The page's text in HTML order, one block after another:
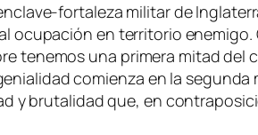
fortaleza mi­li­tar de
ocu­pa­ción en te­rri­to­rio
te­ne­mos una pri­me­ra mi­tad
co­mien­za en la
y bru­ta­li­dad que, en